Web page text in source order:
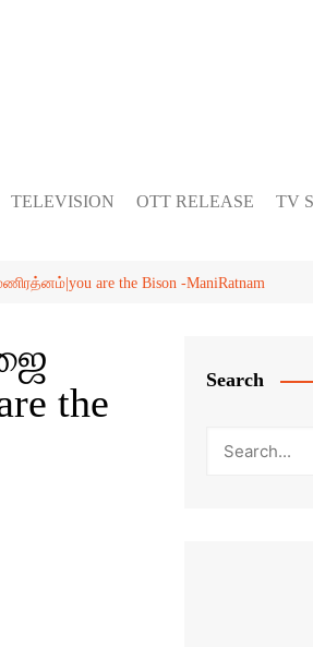
TELEVISION OTT RELEASE TV
are the Bison -ManiRatnam
the
Search